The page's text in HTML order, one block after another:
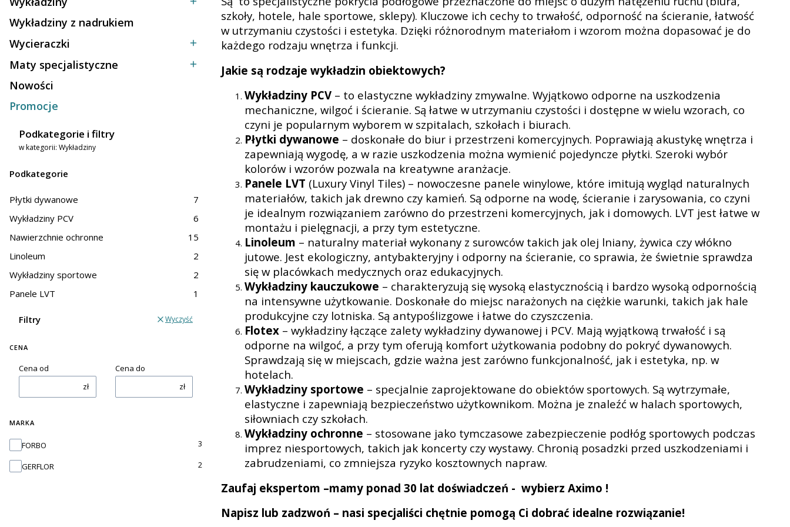
Kategoria - Wykładziny
Kategoria - Wykładziny z nadrukiem
Wykładziny z nadrukiem
Kategoria - Wycieraczki
Wycieraczki
Kategoria - Maty specjalistyczne
Maty specjalistyczne
Nowości
Promocje
Podkategorie i filtry
w kategorii: Wykładziny
Podkategorie
Płytki dywanowe
7
Wykładziny PCV
6
Nawierzchnie ochronne
15
Linoleum
2
Wykładziny sportowe
2
Panele LVT
1
Filtry Wyczyść
CENA
Cena od
zł
Cena do
zł
MARKA
Marka
FORBO 3
GERFLOR 2
szkoły, hotele, hale sportowe, sklepy). Kluczowe ich cechy to trwałość, odporność na ścieranie, łatwość
w utrzymaniu czystości i estetyka. Dzięki różnorodnym materiałom i wzorom można dopasować je do
każdego rodzaju wnętrza i funkcji.
Jakie są rodzaje wykładzin obiektowych?
Wykładziny PCV – to elastyczne wykładziny zmywalne. Wyjątkowo odporne na uszkodzenia
mechaniczne, wilgoć i ścieranie. Są łatwe w utrzymaniu czystości i dostępne w wielu wzorach, co
czyni je popularnym wyborem w szpitalach, szkołach i biurach.
Płytki dywanowe – doskonałe do biur i przestrzeni komercyjnych. Poprawiają akustykę wnętrza i
zapewniają wygodę, a w razie uszkodzenia można wymienić pojedyncze płytki. Szeroki wybór
kolorów i wzorów pozwala na kreatywne aranżacje.
Panele LVT (Luxury Vinyl Tiles) – nowoczesne panele winylowe, które imitują wygląd naturalnych
materiałów, takich jak drewno czy kamień. Są odporne na wodę, ścieranie i zarysowania, co czyni
je idealnym rozwiązaniem zarówno do przestrzeni komercyjnych, jak i domowych. LVT jest łatwe w
montażu i pielęgnacji, a przy tym estetyczne.
Linoleum – naturalny materiał wykonany z surowców takich jak olej lniany, żywica czy włókno
jutowe. Jest ekologiczny, antybakteryjny i odporny na ścieranie, co sprawia, że świetnie sprawdza
się w placówkach medycznych oraz edukacyjnych.
Wykładziny kauczukowe – charakteryzują się wysoką elastycznością i bardzo wysoką odpornością
na intensywne użytkowanie. Doskonałe do miejsc narażonych na ciężkie warunki, takich jak hale
produkcyjne czy lotniska. Są antypoślizgowe i łatwe do czyszczenia.
Flotex – wykładziny łączące zalety wykładziny dywanowej i PCV. Mają wyjątkową trwałość i są
odporne na wilgoć, a przy tym oferują komfort użytkowania podobny do pokryć dywanowych.
Sprawdzają się w miejscach, gdzie ważna jest zarówno funkcjonalność, jak i estetyka, np. w
hotelach.
Wykładziny sportowe – specjalnie zaprojektowane do obiektów sportowych. Są wytrzymałe,
elastyczne i zapewniają bezpieczeństwo użytkownikom. Można je znaleźć w halach sportowych,
siłowniach czy szkołach.
Wykładziny ochronne – stosowane jako tymczasowe zabezpieczenie podłóg sportowych podczas
imprez niesportowych, takich jak koncerty czy wystawy. Chronią posadzki przed uszkodzeniami i
zabrudzeniami, co zmniejsza ryzyko kosztownych napraw.
Zaufaj ekspertom –mamy ponad 30 lat doświadczeń - wybierz Aximo !
Napisz lub zadzwoń – nasi specjaliści chętnie pomogą Ci dobrać idealne rozwiązanie!